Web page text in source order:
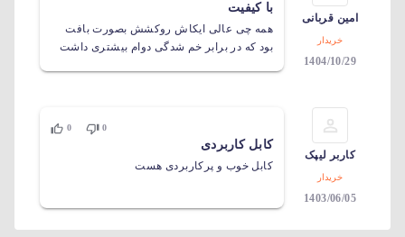
امین قربانی
خریدار
1404/10/29
با کیفیت
همه چی عالی ایکاش روکشش بصورت بافت
بود که در برابر خم شدگی دوام بیشتری داشت
کاربر لیپک
خریدار
1403/06/05
0
0
کابل کاربردی
کابل خوب و پرکاربردی هست